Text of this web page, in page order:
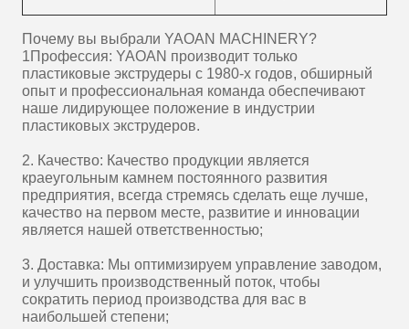
Почему вы выбрали YAOAN MACHINERY?
1Профессия: YAOAN производит только
пластиковые экструдеры с 1980-х годов, обширный
опыт и профессиональная команда обеспечивают
наше лидирующее положение в индустрии
пластиковых экструдеров.
2. Качество: Качество продукции является
краеугольным камнем постоянного развития
предприятия, всегда стремясь сделать еще лучше,
качество на первом месте, развитие и инновации
является нашей ответственностью;
3. Доставка: Мы оптимизируем управление заводом,
и улучшить производственный поток, чтобы
сократить период производства для вас в
наибольшей степени;